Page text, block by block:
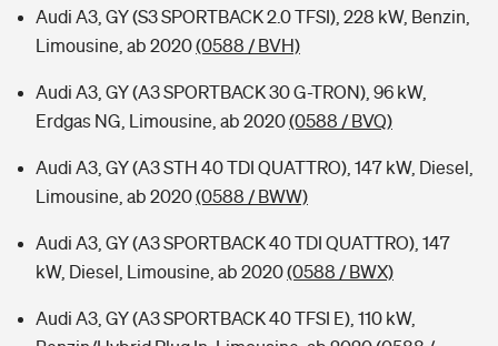
Audi A3, GY (S3 SPORTBACK 2.0 TFSI), 228 kW, Benzin,
Limousine, ab 2020(0588 / BVH)
Audi A3, GY (A3 SPORTBACK 30 G-TRON), 96 kW,
Erdgas NG, Limousine, ab 2020(0588 / BVQ)
Audi A3, GY (A3 STH 40 TDI QUATTRO), 147 kW, Diesel,
Limousine, ab 2020(0588 / BWW)
Audi A3, GY (A3 SPORTBACK 40 TDI QUATTRO), 147
kW, Diesel, Limousine, ab 2020(0588 / BWX)
Audi A3, GY (A3 SPORTBACK 40 TFSI E), 110 kW,